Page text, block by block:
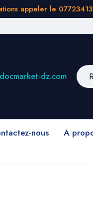
appeler le
dz.com
nous A